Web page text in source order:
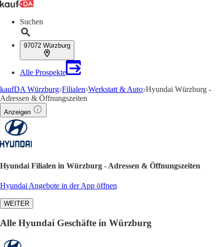
Suchen
97072 Würzburg
Alle Prospekte
kaufDA Würzburg Filialen Werkstatt & Auto Hyundai Würzburg -
Adressen & Öffnungszeiten
Anzeigen
Hyundai Filialen in Würzburg - Adressen & Öffnungszeiten
Hyundai Angebote in der App öffnen
WEITER
Alle Hyundai Geschäfte in Würzburg